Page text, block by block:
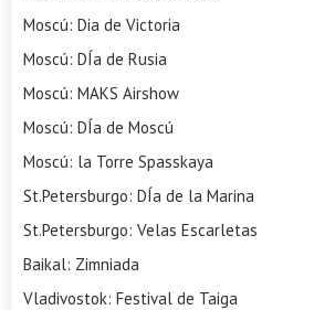
Moscú: Dia de Victoria
Moscú: DÍa de Rusia
Moscú: MAKS Airshow
Moscú: DÍa de Moscú
Moscú: la Torre Spasskaya
St.Petersburgo: DÍa de la Marina
St.Petersburgo: Velas Escarletas
Baikal: Zimniada
Vladivostok: Festival de Taiga